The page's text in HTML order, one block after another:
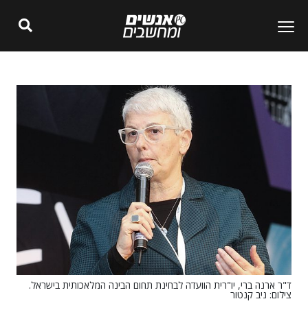
ד"ר ארנה ברי, יו"רית הוועדה לבחינת תחום הבינה המלאכותית בישראל.
צילום: ניב קנטור